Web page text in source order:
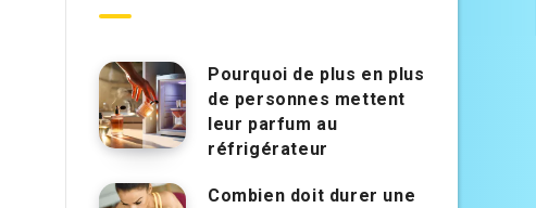
Pourquoi de plus en plus
de personnes mettent
leur parfum au
réfrigérateur
Combien doit durer une